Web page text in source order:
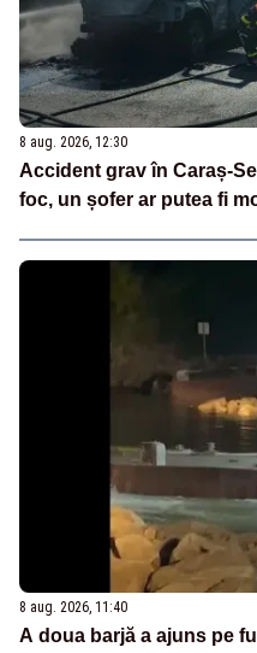
8 aug. 2026, 12:30
Accident grav în Caraș-
foc, un șofer ar putea fi
8 aug. 2026, 11:40
A doua barjă a ajuns pe